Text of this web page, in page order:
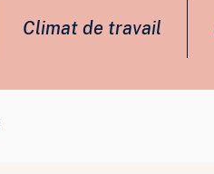
Climat de travail